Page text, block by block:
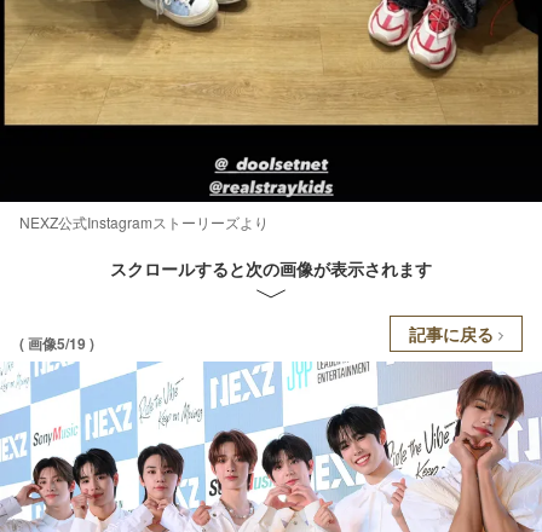
NEXZ公式Instagramストーリーズより
スクロールすると次の画像が表示されます
( 画像5/19 ) 記事に戻る